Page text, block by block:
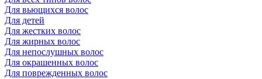
Для вьющихся волос
Для детей
Для жестких волос
Для жирных волос
Для непослушных волос
Для окрашенных волос
Для поврежденных волос